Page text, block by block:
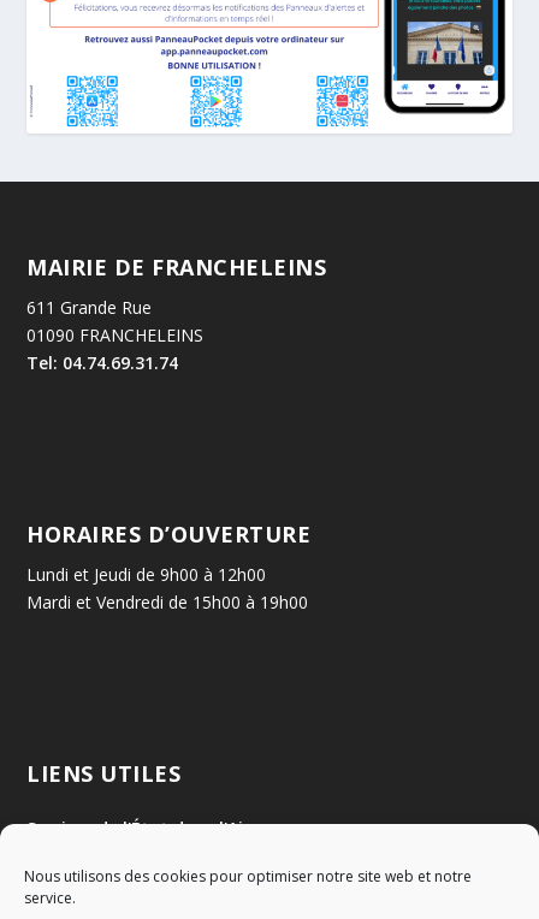
Nous utilisons des cookies pour optimiser notre site web et notre
service.
MAIRIE DE FRANCHELEINS
611 Grande Rue
01090 FRANCHELEINS
Tel: 04.74.69.31.74
HORAIRES D’OUVERTURE
Lundi et Jeudi de 9h00 à 12h00
Mardi et Vendredi de 15h00 à 19h00
LIENS UTILES
Services de l'État dans l'Ain
Communauté de Communes Val de Saône Centre